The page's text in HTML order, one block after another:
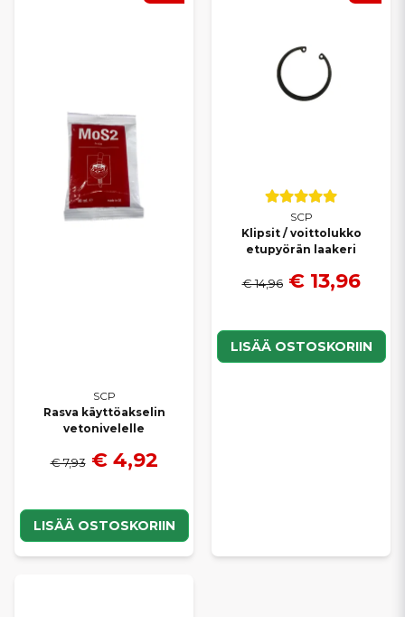
SCP
Rasva käyttöakselin
vetonivelelle
€ 7,93 € 4,92
LISÄÄ OSTOSKORIIN
SCP
Klipsit / voittolukko
etupyörän laakeri
€ 14,96 € 13,96
LISÄÄ OSTOSKORIIN